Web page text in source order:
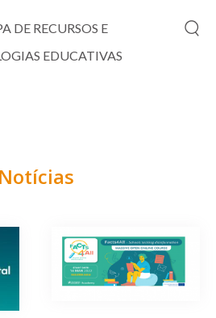
DE RECURSOS E
EDUCATIVAS
Notícias